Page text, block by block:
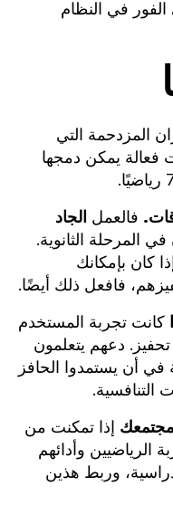
الفور في النظام
المزدحمة التي
فعالة يمكن دمجها
فالعمل الجاد
المرحلة الثانوية.
كان بإمكانك
فافعل ذلك أيضًا.
كانت تجربة المستخدم
دعهم يتعلمون
في أن يستمدوا الحافز
التنافسية.
مجتمعك
إذا تمكنت من
وأدائهم
وربط هذين